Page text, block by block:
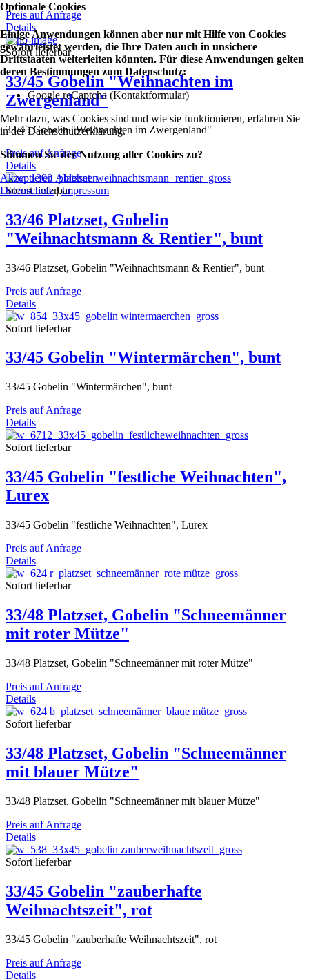
Preis auf Anfrage
Details
Sofort lieferbar
33/45 Gobelin "Weihnachten im
Zwergenland"
33/45 Gobelin "Weihnachten im Zwergenland"
Preis auf Anfrage
Details
Sofort lieferbar
33/46 Platzset, Gobelin
"Weihnachtsmann & Rentier", bunt
33/46 Platzset, Gobelin "Weihnachtsmann & Rentier", bunt
Preis auf Anfrage
Details
Sofort lieferbar
33/45 Gobelin "Wintermärchen", bunt
33/45 Gobelin "Wintermärchen", bunt
Preis auf Anfrage
Details
Sofort lieferbar
33/45 Gobelin "festliche Weihnachten",
Lurex
33/45 Gobelin "festliche Weihnachten", Lurex
Preis auf Anfrage
Details
Sofort lieferbar
33/48 Platzset, Gobelin "Schneemänner
mit roter Mütze"
33/48 Platzset, Gobelin "Schneemänner mit roter Mütze"
Preis auf Anfrage
Details
Sofort lieferbar
33/48 Platzset, Gobelin "Schneemänner
mit blauer Mütze"
33/48 Platzset, Gobelin "Schneemänner mit blauer Mütze"
Preis auf Anfrage
Details
Sofort lieferbar
33/45 Gobelin "zauberhafte
Weihnachtszeit", rot
33/45 Gobelin "zauberhafte Weihnachtszeit", rot
Preis auf Anfrage
Details
Optionale Cookies
Einige Anwendungen können aber nur mit Hilfe von Cookies
gewährleistet werden, die Ihre Daten auch in unsichere
Drittstaaten weiterleiten könnten. Für diese Anwendungen gelten
deren Bestimmungen zum Datenschutz:
Google reCaptcha (Kontaktformular)
Mehr dazu, was Cookies sind und wie sie funktionieren, erfahren Sie
in der Datenschutzerklärung.
Stimmen Sie der Nutzung aller Cookies zu?
Akzeptieren Ablehnen
Datenschutz|Impressum